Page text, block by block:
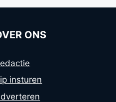
ONS
insturen